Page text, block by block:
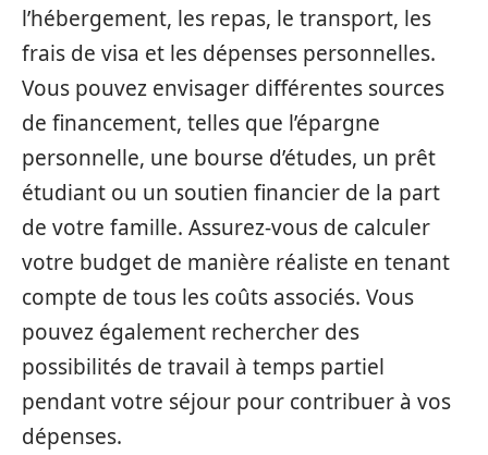
l’hébergement, les repas, le transport, les
frais de visa et les dépenses personnelles.
Vous pouvez envisager différentes sources
de financement, telles que l’épargne
personnelle, une bourse d’études, un prêt
étudiant ou un soutien financier de la part
de votre famille. Assurez-vous de calculer
votre budget de manière réaliste en tenant
compte de tous les coûts associés. Vous
pouvez également rechercher des
possibilités de travail à temps partiel
pendant votre séjour pour contribuer à vos
dépenses.